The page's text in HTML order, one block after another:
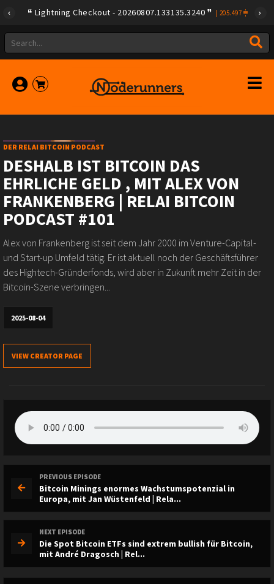
Lightning Checkout - 20260807.133135.3240 205.497
DER RELAI BITCOIN PODCAST
DESHALB IST BITCOIN DAS
EHRLICHE GELD , MIT ALEX VON
FRANKENBERG | RELAI BITCOIN
PODCAST #101
Alex von Frankenberg ist seit dem Jahr 2000 im Venture-Capital-
und Start-up Umfeld tätig. Er ist aktuell noch der Geschäftsführer
des Hightech-Gründerfonds, wird aber in Zukunft mehr Zeit in der
Bitcoin-Szene verbringen...
2025-08-04
VIEW CREATOR PAGE
PREVIOUS EPISODE
Bitcoin Minings enormes Wachstumspotenzial in
Europa, mit Jan Wüstenfeld | Rela...
NEXT EPISODE
Die Spot Bitcoin ETFs sind extrem bullish für Bitcoin,
mit André Dragosch | Rel...